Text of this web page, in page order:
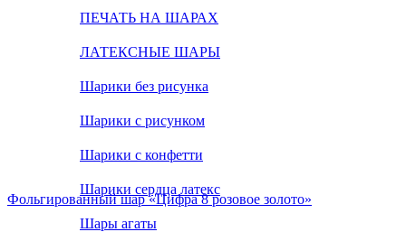
ПЕЧАТЬ НА ШАРАХ
ЛАТЕКСНЫЕ ШАРЫ
Шарики без рисунка
Шарики с рисунком
Шарики с конфетти
Шарики сердца латекс
Шары агаты
Фольгированный шар «Цифра 8 розовое золото»